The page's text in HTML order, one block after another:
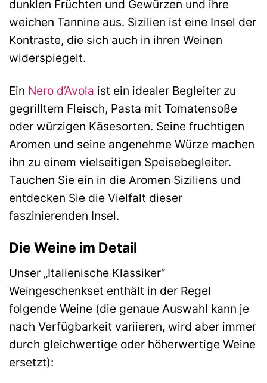
dunklen Früchten und Gewürzen und ihre
weichen Tannine aus. Sizilien ist eine Insel der
Kontraste, die sich auch in ihren Weinen
widerspiegelt.
Ein Nero d’Avola ist ein idealer Begleiter zu
gegrilltem Fleisch, Pasta mit Tomatensoße
oder würzigen Käsesorten. Seine fruchtigen
Aromen und seine angenehme Würze machen
ihn zu einem vielseitigen Speisebegleiter.
Tauchen Sie ein in die Aromen Siziliens und
entdecken Sie die Vielfalt dieser
faszinierenden Insel.
Die Weine im Detail
Unser „Italienische Klassiker“
Weingeschenkset enthält in der Regel
folgende Weine (die genaue Auswahl kann je
nach Verfügbarkeit variieren, wird aber immer
durch gleichwertige oder höherwertige Weine
ersetzt):